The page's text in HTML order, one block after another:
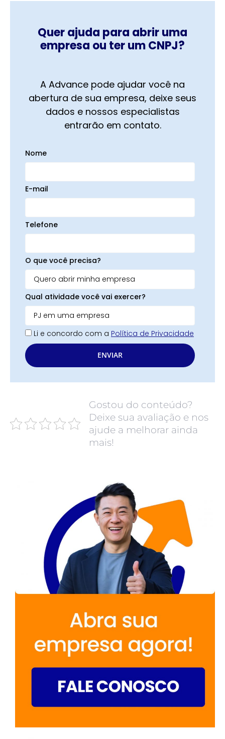
Quer ajuda para abrir uma
empresa ou ter um CNPJ?
A Advance pode ajudar você na
abertura de sua empresa, deixe seus
dados e nossos especialistas
entrarão em contato.
Nome
E-mail
Telefone
O que você precisa?
Qual atividade você vai exercer?
Li e concordo com a Política de Privacidade
ENVIAR
Gostou do conteúdo?
Deixe sua avaliação e nos
ajude a melhorar ainda
mais!